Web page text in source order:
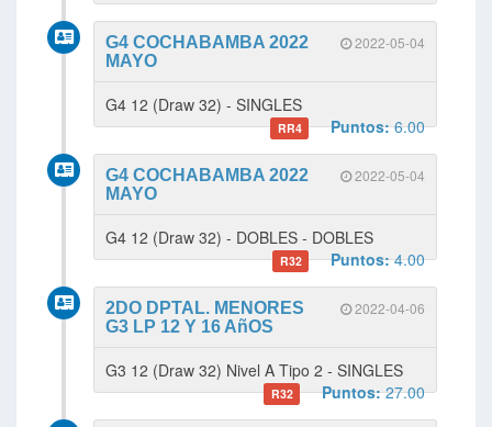
2022-05-04
G4 COCHABAMBA 2022
MAYO
G4 12 (Draw 32) - SINGLES
RR4 Puntos:6.00
2022-05-04
G4 COCHABAMBA 2022
MAYO
G4 12 (Draw 32) - DOBLES - DOBLES
R32 Puntos:4.00
2022-04-06
2DO DPTAL. MENORES
G3 LP 12 Y 16 AñOS
G3 12 (Draw 32) Nivel A Tipo 2 - SINGLES
R32 Puntos:27.00